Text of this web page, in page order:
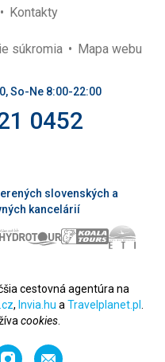
Kontakty
súkromia Mapa webu
So-Ne 8:00-22:00
0452
slovenských a
kancelárií
cestovná agentúra na
, Invia.hu a Travelplanet.pl
cookies.